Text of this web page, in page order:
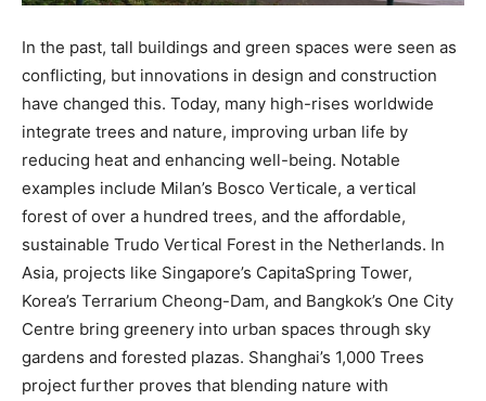
In the past, tall buildings and green spaces were seen as
conflicting, but innovations in design and construction
have changed this. Today, many high-rises worldwide
integrate trees and nature, improving urban life by
reducing heat and enhancing well-being. Notable
examples include Milan’s Bosco Verticale, a vertical
forest of over a hundred trees, and the affordable,
sustainable Trudo Vertical Forest in the Netherlands. In
Asia, projects like Singapore’s CapitaSpring Tower,
Korea’s Terrarium Cheong-Dam, and Bangkok’s One City
Centre bring greenery into urban spaces through sky
gardens and forested plazas. Shanghai’s 1,000 Trees
project further proves that blending nature with